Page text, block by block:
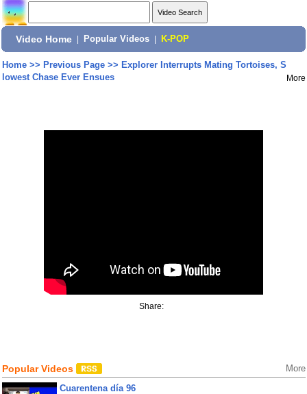
Video Home Popular Videos K-POP
Home>> Previous Page>> Explorer Interrupts Mating Tortoises, S
lowest Chase Ever Ensues
More
Share:
Popular Videos More
Cuarentena día 96